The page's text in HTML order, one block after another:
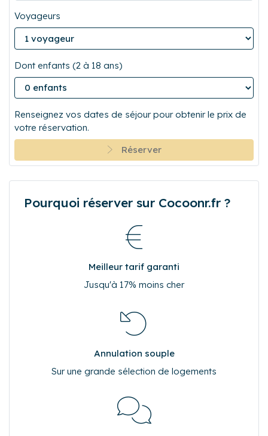
Dont enfants (2 à 18 ans)
Renseignez vos dates de séjour pour obtenir le prix de
Réserver
Pourquoi réserver sur Cocoonr.fr ?
Meilleur tarif garanti
Jusqu'à 17% moins cher